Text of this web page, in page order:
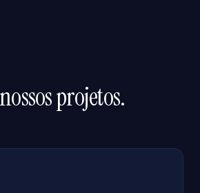
projetos.